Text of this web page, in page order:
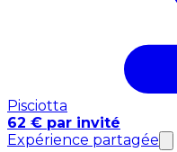
Pisciotta
62 € par invité
Expérience partagée